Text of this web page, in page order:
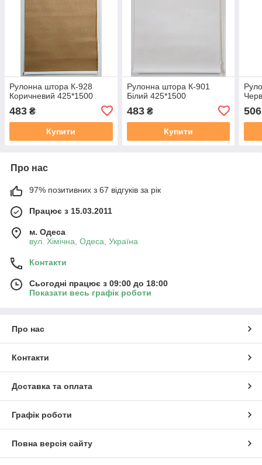
Рулонна штора К-928
Коричневий 425*1500
483 ₴
Купити
Рулонна штора К-901
Білий 425*1500
483₴
Купити
506
Про нас
97% позитивних з 67 відгуків за рік
Працює з 15.03.2011
м. Одеса
вул. Хiмiчна, Одеса, Україна
Контакти
Сьогодні працює з 09:00 до 18:00
Показати весь графік роботи
Про нас
Контакти
Доставка та оплата
Графік роботи
Повна версія сайту